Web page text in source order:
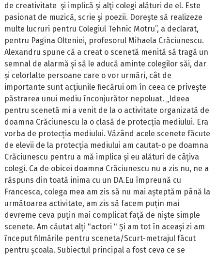
de creativitate şi implică şi alţi colegi alături de el. Este
pasionat de muzică, scrie şi poezii. Doreşte să realizeze
multe lucruri pentru Colegiul Tehnic Motru”, a declarat,
pentru Pagina Olteniei, profesorul Mihaela Crăciunescu.
Alexandru spune că a creat o scenetă menită să tragă un
semnal de alarmă și să le aducă aminte colegilor săi, dar
și celorlalte persoane care o vor urmări, cât de
importante sunt acțiunile fiecărui om în ceea ce privește
păstrarea unui mediu înconjurător nepoluat. „Ideea
pentru scenetă mi a venit de la o activitate organizată de
doamna Crăciunescu la o clasă de protecția mediului. Era
vorba de protecția mediului. Văzând acele scenete făcute
de elevii de la protecția mediului am cautat-o pe doamna
Crăciunescu pentru a mă implica și eu alături de câțiva
colegi. Ca de obicei doamna Crăciunescu nu a zis nu, ne a
răspuns din toată inima cu un DA.Eu împreună cu
Francesca, colega mea am zis să nu mai așteptăm până la
următoarea activitate, am zis să facem puțin mai
devreme ceva puțin mai complicat față de niște simple
scenete. Am căutat alți "actori " Și am tot în aceași zi am
început filmările pentru sceneta/Scurt-metrajul făcut
pentru școala. Subiectul principal a fost ceva ce se